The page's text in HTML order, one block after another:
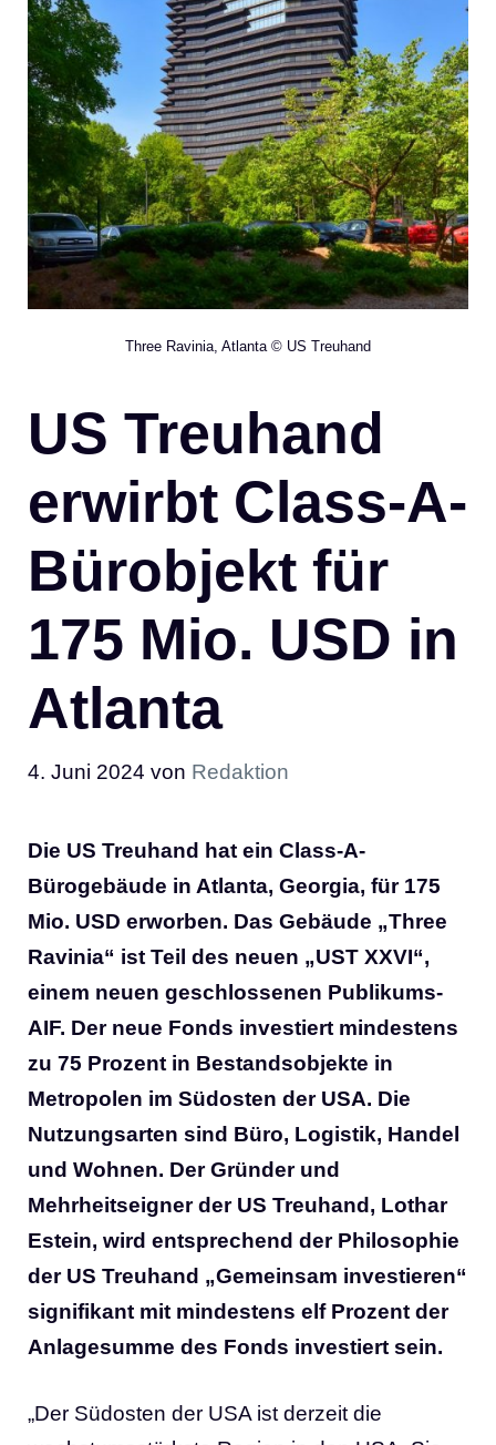
Three Ravinia, Atlanta © US Treuhand
US Treuhand
erwirbt Class-A-
Bürobjekt für
175 Mio. USD in
Atlanta
4. Juni 2024 von Redaktion
Die US Treuhand hat ein Class-A-
Bürogebäude in Atlanta, Georgia, für 175
Mio. USD erworben. Das Gebäude „Three
Ravinia“ ist Teil des neuen „UST XXVI“,
einem neuen geschlossenen Publikums-
AIF. Der neue Fonds investiert mindestens
zu 75 Prozent in Bestandsobjekte in
Metropolen im Südosten der USA. Die
Nutzungsarten sind Büro, Logistik, Handel
und Wohnen. Der Gründer und
Mehrheitseigner der US Treuhand, Lothar
Estein, wird entsprechend der Philosophie
der US Treuhand „Gemeinsam investieren“
signifikant mit mindestens elf Prozent der
Anlagesumme des Fonds investiert sein.
„Der Südosten der USA ist derzeit die